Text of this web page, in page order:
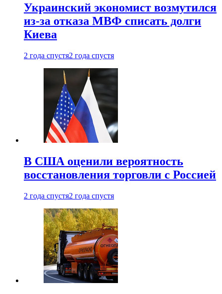
Украинский экономист возмутился
из-за отказа МВФ списать долги
Киева
2 года спустя2 года спустя
В США оценили вероятность
восстановления торговли с Россией
2 года спустя2 года спустя